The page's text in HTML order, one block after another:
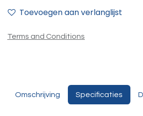
Toevoegen aan verlanglijst
Terms and Conditions
Omschrijving Specificaties